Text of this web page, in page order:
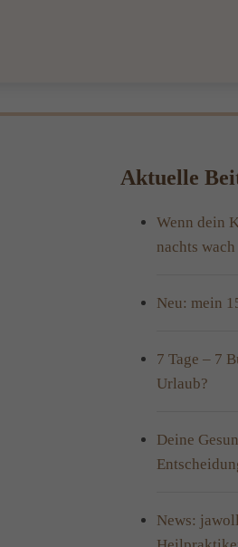
Aktuelle
Wenn dein
nachts
Neu: mein
7 Tage – 7
Urlaub?
Deine
News: